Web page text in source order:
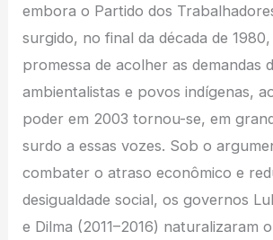
embora o Partido dos
surgido, no final da década de
promessa de acolher as demandas
ambientalistas e povos indígenas,
poder em 2003 tornou-se, em
surdo a essas vozes. Sob o
combater o atraso econômico e
desigualdade social, os governos
e Dilma (2011–2016) naturalizaram